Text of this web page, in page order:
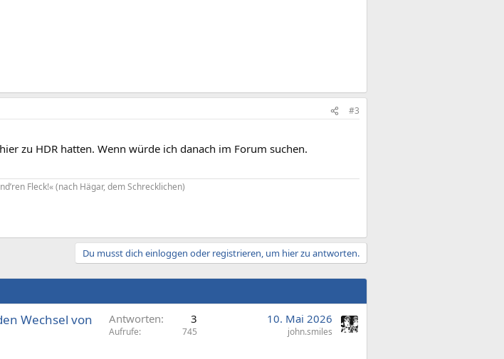
#3
zu HDR hatten. Wenn würde ich danach im Forum suchen.
Fleck!« (nach Hägar, dem Schrecklichen)
Du musst dich einloggen oder registrieren, um hier zu antworten.
Wechsel von
Antworten 3
Aufrufe 745
10. Mai 2026
john.smiles